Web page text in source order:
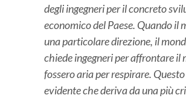
degli ingegneri per il concreto
economico del Paese. Quando il
una particolare direzione, il
chiede ingegneri per affrontare il
fossero aria per respirare.
evidente che deriva da una più